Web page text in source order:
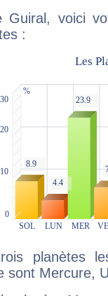
Guiral, voici
:
planètes
sont Mercure,